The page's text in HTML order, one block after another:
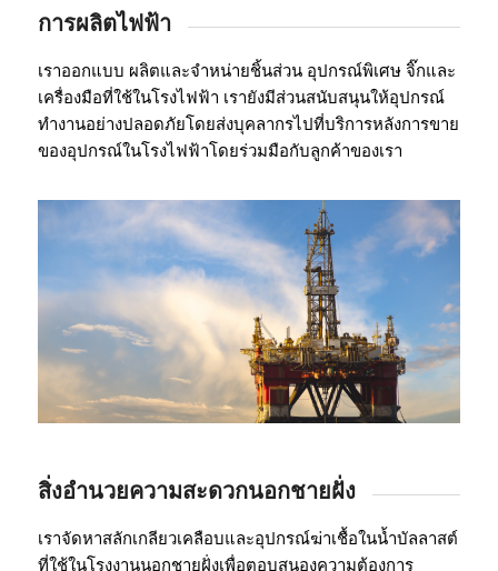
การผลิตไฟฟ้า
เราออกแบบ ผลิตและจำหน่ายชิ้นส่วน อุปกรณ์พิเศษ จิ๊กและ
เครื่องมือที่ใช้ในโรงไฟฟ้า เรายังมีส่วนสนับสนุนให้อุปกรณ์
ทำงานอย่างปลอดภัยโดยส่งบุคลากรไปที่บริการหลังการขาย
ของอุปกรณ์ในโรงไฟฟ้าโดยร่วมมือกับลูกค้าของเรา
สิ่งอำนวยความสะดวกนอกชายฝั่ง
เราจัดหาสลักเกลียวเคลือบและอุปกรณ์ฆ่าเชื้อในน้ำบัลลาสต์
ที่ใช้ในโรงงานนอกชายฝั่งเพื่อตอบสนองความต้องการ